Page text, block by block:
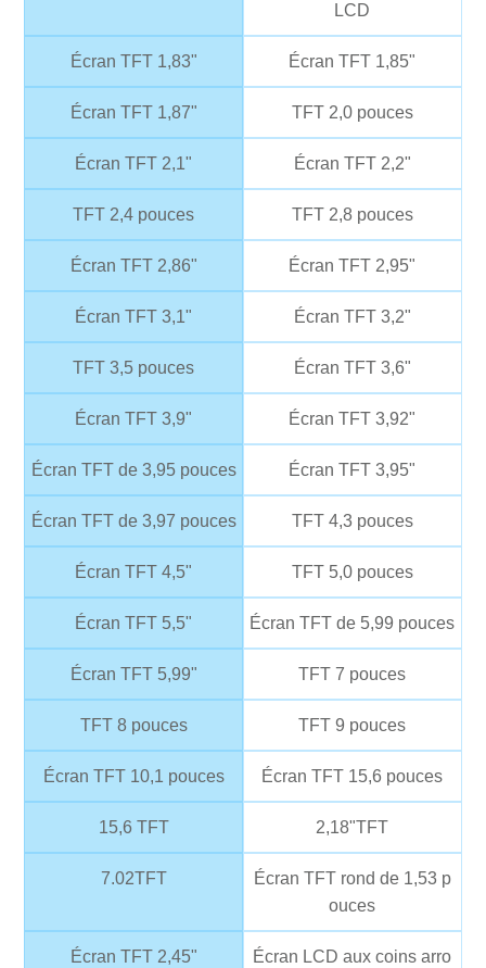
LCD
Écran TFT 1,83" Écran TFT 1,85"
Écran TFT 1,87" TFT 2,0 pouces
Écran TFT 2,1" Écran TFT 2,2"
TFT 2,4 pouces TFT 2,8 pouces
Écran TFT 2,86" Écran TFT 2,95"
Écran TFT 3,1" Écran TFT 3,2"
TFT 3,5 pouces Écran TFT 3,6"
Écran TFT 3,9" Écran TFT 3,92"
Écran TFT de 3,95 pouces Écran TFT 3,95"
Écran TFT de 3,97 pouces TFT 4,3 pouces
Écran TFT 4,5" TFT 5,0 pouces
Écran TFT 5,5" Écran TFT de 5,99 pouces
Écran TFT 5,99" TFT 7 pouces
TFT 8 pouces TFT 9 pouces
Écran TFT 10,1 pouces Écran TFT 15,6 pouces
15,6 TFT 2,18"TFT
7.02TFT
Écran TFT rond de 1,53 p
ouces
Écran TFT 2,45"
Écran LCD aux coins arro